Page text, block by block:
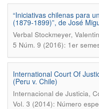
“Iniciativas chilenas para
(1879-1899)”, de José
Verbal Stockmeyer,
5 Núm. 9 (2016): 1er
International Court Of
(Peru v. Chile)
Internacional de Justicia,
Vol. 3 (2014): Número